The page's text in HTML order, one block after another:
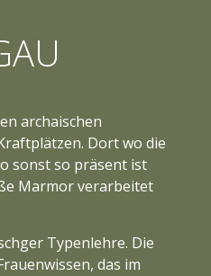
archaischen
Dort wo die
sonst so präsent ist
Marmor verarbeitet
Typenlehre. Die
das im